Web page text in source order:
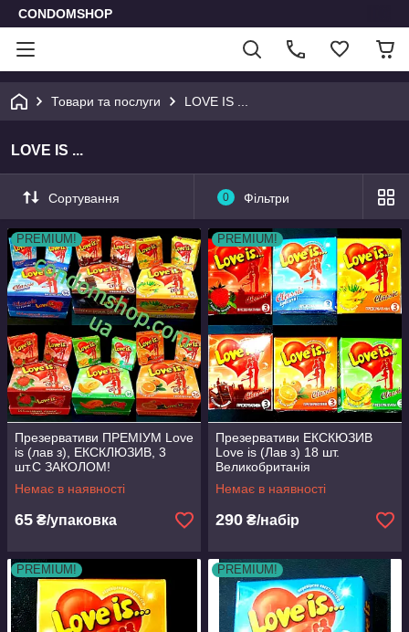
CONDOMSHOP
Товари та послуги LOVE IS ...
LOVE IS ...
Сортування 0 Фільтри
PREMIUM!
Презервативи ПРЕМІУМ Love
is (лав з), ЕКСКЛЮЗИВ, 3
шт.С ЗАКОЛОМ!
Великобританія.Преміумклас
!Немає в наявності
65 ₴/упаковка
PREMIUM!
Презервативи ЕКСКЮЗИВ
Love is (Лав з) 18 шт.
Великобританія
+ПОДАРУНОК.
Немає в наявності
290 ₴/набір
PREMIUM! PREMIUM!